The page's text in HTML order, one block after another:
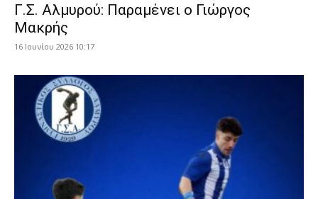
Γ.Σ. Αλμυρού: Παραμένει ο Γιώργος
Μακρής
16 Ιουνίου 2026 10:17